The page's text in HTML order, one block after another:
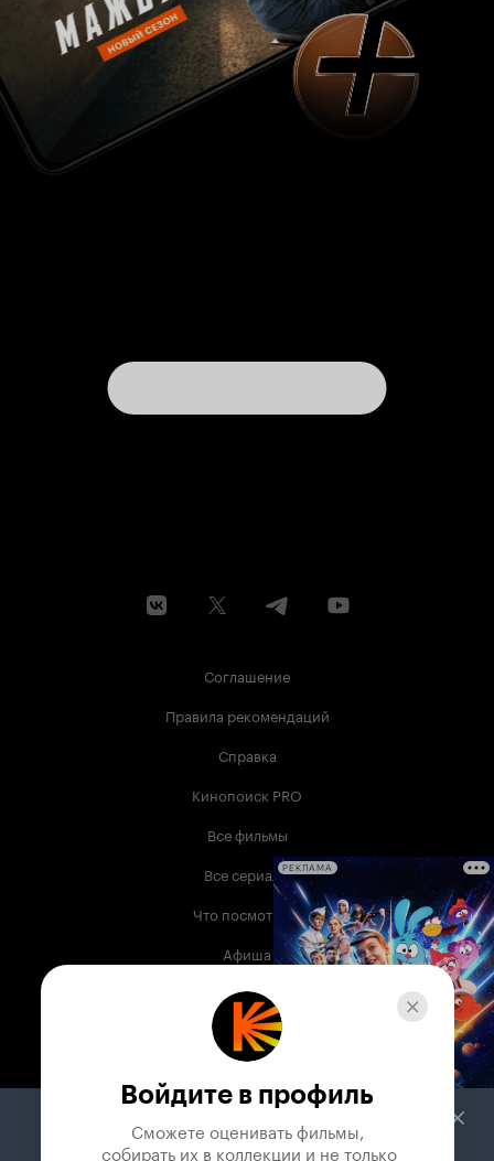
Соглашение
Правила рекомендаций
Справка
Кинопоиск PRO
Все фильмы
Все сериалы
Что посмотреть
Афиша
Музыка
Телепрограмма
Служба поддержки
РЕКЛАМА
Войдите в профиль
Сможете оценивать фильмы,
собирать их в коллекции и не только